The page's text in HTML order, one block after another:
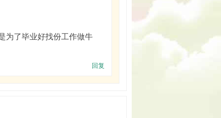
为了毕业好找份工作做牛
回复